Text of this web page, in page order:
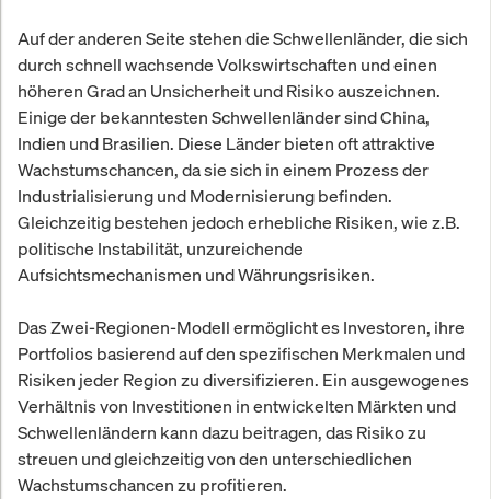
Auf der anderen Seite stehen die Schwellenländer, die sich
durch schnell wachsende Volkswirtschaften und einen
höheren Grad an Unsicherheit und Risiko auszeichnen.
Einige der bekanntesten Schwellenländer sind China,
Indien und Brasilien. Diese Länder bieten oft attraktive
Wachstumschancen, da sie sich in einem Prozess der
Industrialisierung und Modernisierung befinden.
Gleichzeitig bestehen jedoch erhebliche Risiken, wie z.B.
politische Instabilität, unzureichende
Aufsichtsmechanismen und Währungsrisiken.
Das Zwei-Regionen-Modell ermöglicht es Investoren, ihre
Portfolios basierend auf den spezifischen Merkmalen und
Risiken jeder Region zu diversifizieren. Ein ausgewogenes
Verhältnis von Investitionen in entwickelten Märkten und
Schwellenländern kann dazu beitragen, das Risiko zu
streuen und gleichzeitig von den unterschiedlichen
Wachstumschancen zu profitieren.